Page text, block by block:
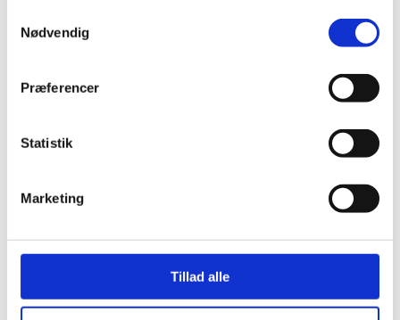
Nødvendig
Præferencer
Statistik
Marketing
Tillad alle